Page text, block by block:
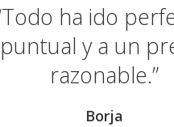
Todo ha ido
puntual y a un
razonable.
Borja